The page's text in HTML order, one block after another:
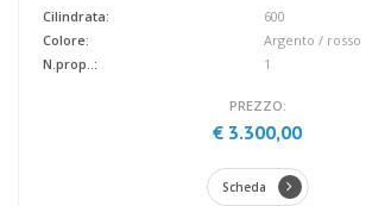
Cilindrata:
Colore:
N.prop..:
600
Argento / rosso
1
PREZZO:
€ 3.300,00
Scheda